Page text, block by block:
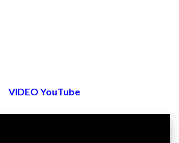
VIDEO YouTube